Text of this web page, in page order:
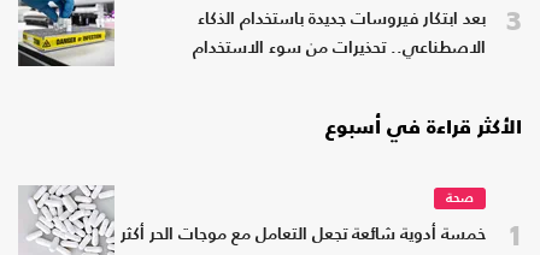
3
بعد ابتكار فيروسات جديدة باستخدام الذكاء
الاصطناعي.. تحذيرات من سوء الاستخدام
الأكثر قراءة في أسبوع
1
صحة
خمسة أدوية شائعة تجعل التعامل مع موجات الحر أكثر